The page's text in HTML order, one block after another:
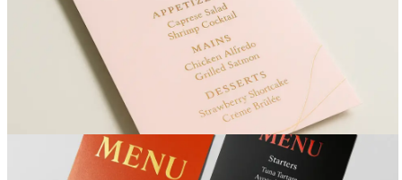
Вакансии
О компании
Написать директору
Арендодателям
Портфолио